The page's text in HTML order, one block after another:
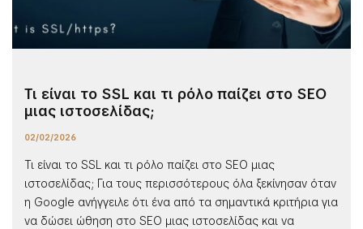
Τι είναι το SSL και τι ρόλο παίζει στο SEO
μιας ιστοσελίδας;
02/02/2026
Τι είναι το SSL και τι ρόλο παίζει στο SEO μιας
ιστοσελίδας; Για τους περισσότερους όλα ξεκίνησαν όταν
η Google ανήγγειλε ότι ένα από τα σημαντικά κριτήρια για
να δώσει ώθηση στο SEO μιας ιστοσελίδας και να